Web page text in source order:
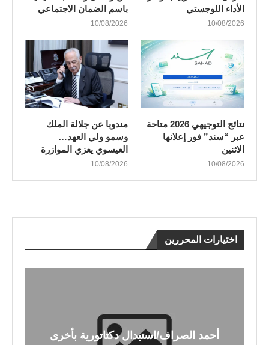
الأداء اللوجستي
10/08/2026
باسم الضمان الاجتماعي
10/08/2026
نتائج التوجيهي 2026 متاحة
عبر “سند” فور إعلانها
الاثنين
10/08/2026
مندوبا عن جلالة الملك
وسمو ولي العهد…
العيسوي يعزي الموازرة
10/08/2026
اختيارات المحررين
أحمد الصراف/استبدال دكتاتورية بأخرى